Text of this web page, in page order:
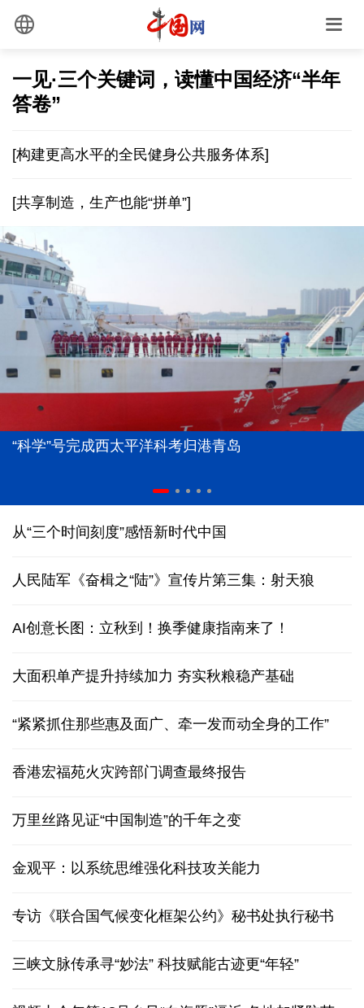
一见·三个关键词，读懂中国经济“半年
答卷”
[构建更高水平的全民健身公共服务体系]
[共享制造，生产也能“拼单”]
“科学”号完成西太平洋科考归港青岛
从“三个时间刻度”感悟新时代中国
人民陆军《奋楫之“陆”》宣传片第三集：射天狼
AI创意长图：立秋到！换季健康指南来了！
大面积单产提升持续加力 夯实秋粮稳产基础
“紧紧抓住那些惠及面广、牵一发而动全身的工作”
香港宏福苑火灾跨部门调查最终报告
万里丝路见证“中国制造”的千年之变
金观平：以系统思维强化科技攻关能力
专访《联合国气候变化框架公约》秘书处执行秘书
三峡文脉传承寻“妙法” 科技赋能古迹更“年轻”